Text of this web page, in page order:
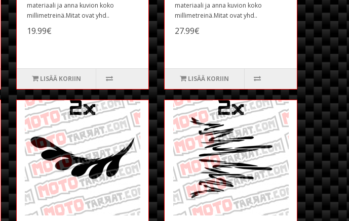
materiaali ja anna kuvion koko
millimetreinä.Mitat ovat yhd..
19.99€
LISÄÄ KORIIN
materiaali ja anna kuvion koko
millimetreinä.Mitat ovat yhd..
27.99€
LISÄÄ KORIIN